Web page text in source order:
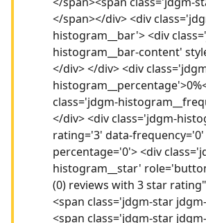
</span></div> <div
histogram__bar'> <div
histogram__bar-content'
</div> </div> <div
class='jdgm-
</div> <div class='jdgm-
rating='3' data-
percentage='0'> <div
histogram__star'
(0) reviews with 3 star
<span class='jdgm-star
<span class='jdgm-star